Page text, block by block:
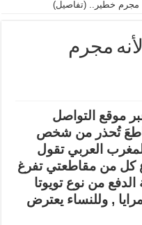
مجرم خطير.. (تفاصيل)
مجرم
موقع التواصل
تُحذر من شخص
العربي تقول
كل من مقاطعتي تفرغ
من نوع تويوتا
, وللنساء يعترض